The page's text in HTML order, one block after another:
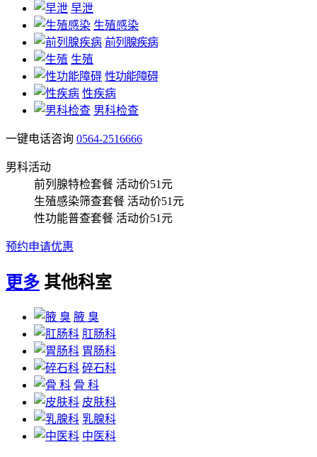
早泄
生殖感染
前列腺疾病
生殖
性功能障碍
性疾病
男科检查
一键电话咨询 0564-2516666
男科活动
前列腺特检套餐 活动价51元
生殖感染筛查套餐 活动价51元
性功能普查套餐 活动价51元
预约申请优惠
更多 其他科室
腋 臭
肛肠科
胃肠科
碎石科
骨 科
皮肤科
乳腺科
中医科